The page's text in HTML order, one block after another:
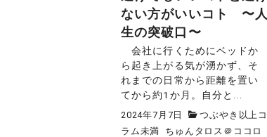
ない方がいいコト 〜人
生の突破口〜
会社に行くためにベッドか
ら起き上がる気が湧かず、そ
れまでの日常から距離を置い
てから約1か月。自分と...
2024年7月7日
つぶやき以上コ
ラム未満
ちゅんタロス＠ココロ